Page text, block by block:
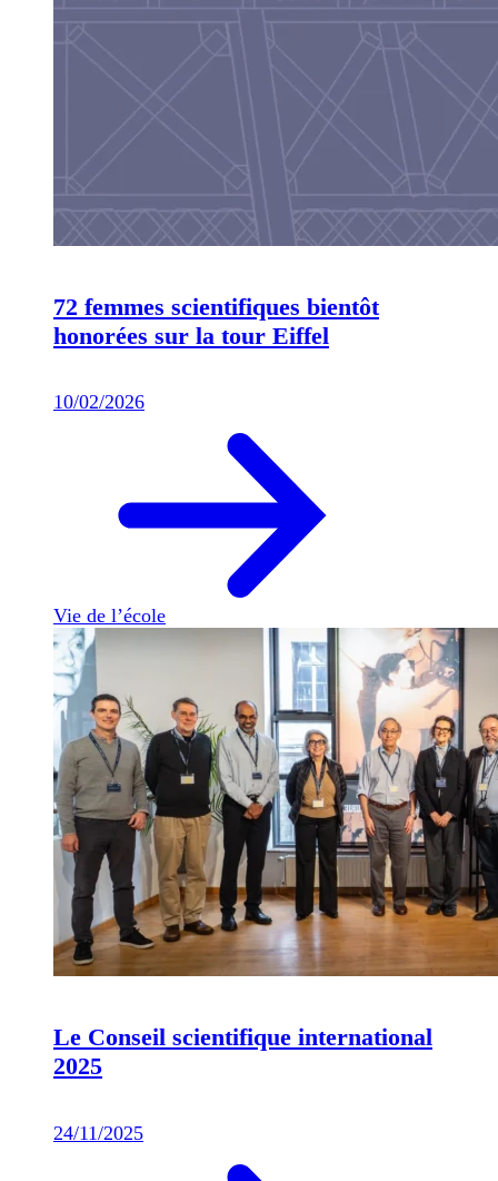
72 femmes scientifiques bientôt
honorées sur la tour Eiffel
10/02/2026
Vie de l’école
Le Conseil scientifique international
2025
24/11/2025